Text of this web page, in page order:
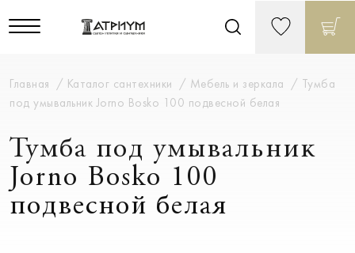
Главная Каталог сантехники Мебель и зеркала
Тумба
под умывальник Jorno Bosko 100 подвесной белая
Тумба под умывальник
Jorno Bosko 100
подвесной белая